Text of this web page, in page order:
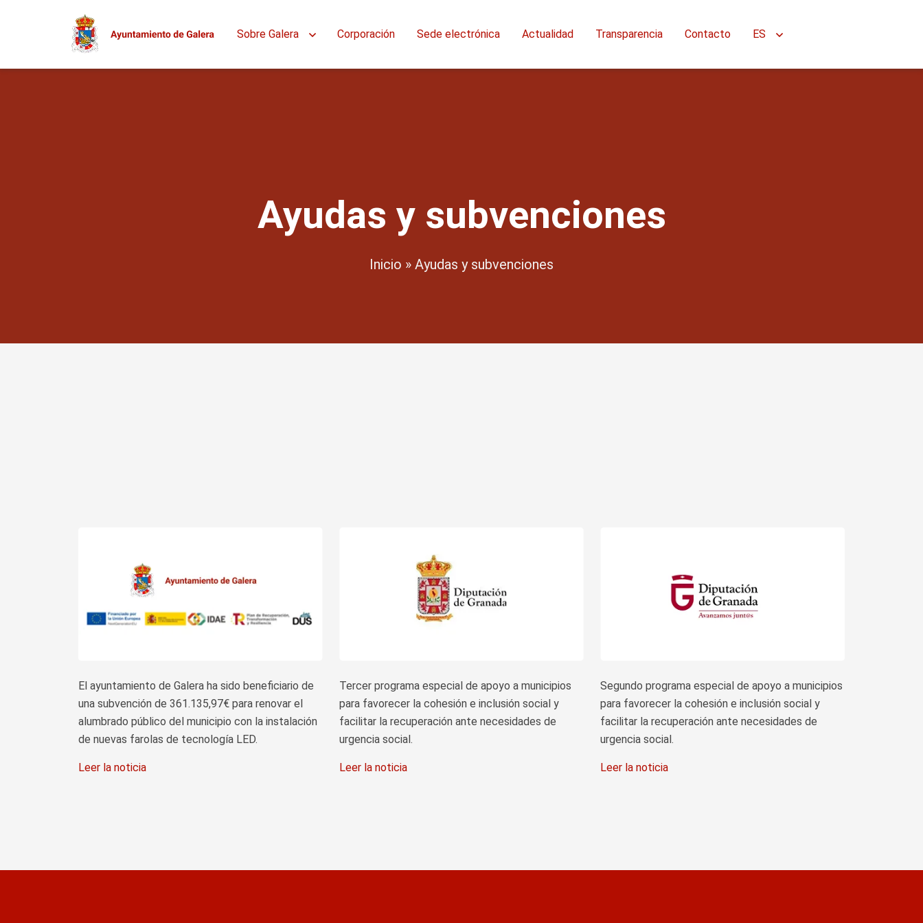
Sobre Galera Corporación Sede electrónica Actualidad Transparencia Contacto ES
Ayudas y subvenciones
Inicio » Ayudas y subvenciones
El ayuntamiento de Galera ha sido beneficiario de
una subvención de 361.135,97€ para renovar el
alumbrado público del municipio con la instalación
de nuevas farolas de tecnología LED.
Leer la noticia
Tercer programa especial de apoyo a municipios
para favorecer la cohesión e inclusión social y
facilitar la recuperación ante necesidades de
urgencia social.
Leer la noticia
Segundo programa especial de apoyo a municipios
para favorecer la cohesión e inclusión social y
facilitar la recuperación ante necesidades de
urgencia social.
Leer la noticia